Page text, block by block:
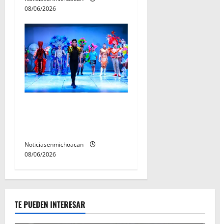
08/06/2026
Noticiasenmichoacan
08/06/2026
TE PUEDEN INTERESAR